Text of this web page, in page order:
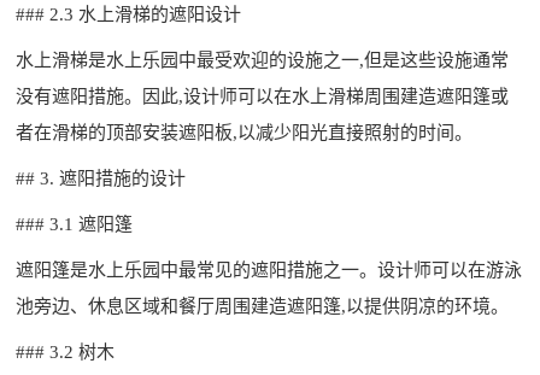
### 2.3 水上滑梯的遮阳设计
水上滑梯是水上乐园中最受欢迎的设施之一,但是这些设施通常
没有遮阳措施。因此,设计师可以在水上滑梯周围建造遮阳篷或
者在滑梯的顶部安装遮阳板,以减少阳光直接照射的时间。
## 3. 遮阳措施的设计
### 3.1 遮阳篷
遮阳篷是水上乐园中最常见的遮阳措施之一。设计师可以在游泳
池旁边、休息区域和餐厅周围建造遮阳篷,以提供阴凉的环境。
### 3.2 树木